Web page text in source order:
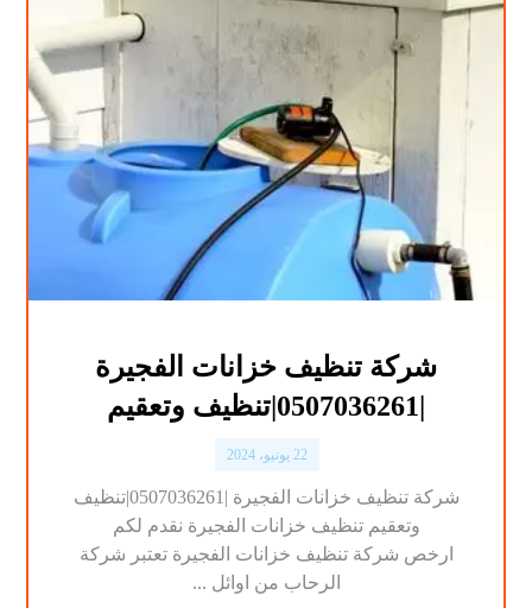
شركة تنظيف خزانات الفجيرة
|0507036261|تنظيف وتعقيم
22 يونيو، 2024
شركة تنظيف خزانات الفجيرة |0507036261|تنظيف
وتعقيم تنظيف خزانات الفجيرة نقدم لكم
ارخص شركة تنظيف خزانات الفجيرة تعتبر شركة
الرحاب من اوائل ...